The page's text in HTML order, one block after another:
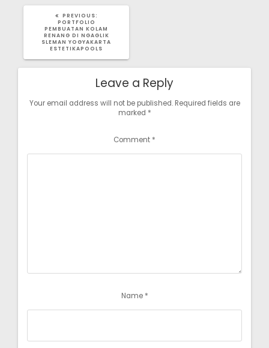
PREVIOUS:
PORTFOLIO
PEMBUATAN KOLAM
RENANG DI NGAGLIK
SLEMAN YOGYAKARTA
ESTETIKAPOOLS
Leave a Reply
Your email address will not be published. Required fields are
marked *
Comment *
Name *